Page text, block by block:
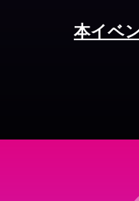
本イベ